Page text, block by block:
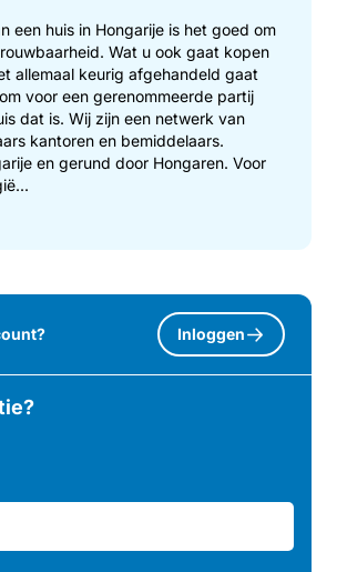
een huis in Hongarije is het goed om
Wat u ook gaat kopen
allemaal keurig afgehandeld gaat
voor een gerenommeerde partij
dat is. Wij zijn een netwerk van
kantoren en bemiddelaars.
en gerund door Hongaren. Voor
Inloggen